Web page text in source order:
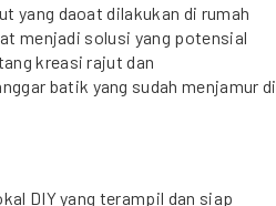
yang daoat dilakukan di rumah
menjadi solusi yang potensial
kreasi rajut dan
batik yang sudah menjamur di
DIY yang terampil dan siap